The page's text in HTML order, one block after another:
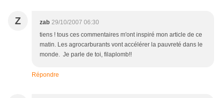
Z zab 29/10/2007 06:30
tiens ! tous ces commentaires m'ont inspiré mon article de ce
matin. Les agrocarburants vont accélérer la pauvreté dans le
monde. Je parle de toi, filaplomb!!
Répondre